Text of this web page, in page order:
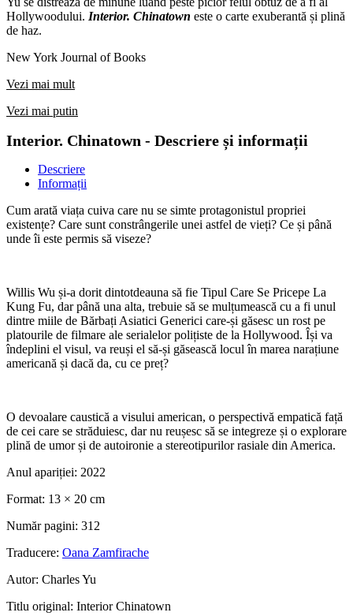
Hollywoodului. Interior. Chinatown este o carte exuberantă și plină
de haz.
New York Journal of Books
Vezi mai mult
Vezi mai putin
Interior. Chinatown - Descriere și informații
Descriere
Informații
Cum arată viața cuiva care nu se simte protagonistul propriei
existențe? Care sunt constrângerile unei astfel de vieți? Ce și până
unde îi este permis să viseze?
Willis Wu și-a dorit dintotdeauna să fie Tipul Care Se Pricepe La
Kung Fu, dar până una alta, trebuie să se mulțumească cu a fi unul
dintre miile de Bărbați Asiatici Generici care-și găsesc un rost pe
platourile de filmare ale serialelor polițiste de la Hollywood. Își va
îndeplini el visul, va reuși el să-și găsească locul în marea narațiune
americană și dacă da, cu ce preț?
O devoalare caustică a visului american, o perspectivă empatică față
de cei care se străduiesc, dar nu reușesc să se integreze și o explorare
plină de umor și de autoironie a stereotipurilor rasiale din America.
Anul apariției: 2022
Format: 13 × 20 cm
Număr pagini: 312
Traducere: Oana Zamfirache
Autor: Charles Yu
Titlu original: Interior Chinatown